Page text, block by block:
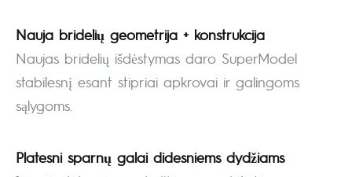
Nauja bridelių geometrija + konstrukcija
Naujas bridelių išdėstymas daro SuperModel
stabilesnį esant stipriai apkrovai ir galingoms
sąlygoms.
Platesni sparnų galai didesniems dydžiams